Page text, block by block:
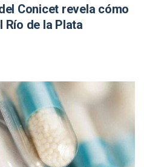
Conicet revela cómo
de la Plata